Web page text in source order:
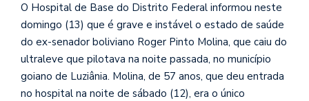
O Hospital de Base do Distrito Federal informou neste
domingo (13) que é grave e instável o estado de saúde
do ex-senador boliviano Roger Pinto Molina, que caiu do
ultraleve que pilotava na noite passada, no município
goiano de Luziânia. Molina, de 57 anos, que deu entrada
no hospital na noite de sábado (12), era o único